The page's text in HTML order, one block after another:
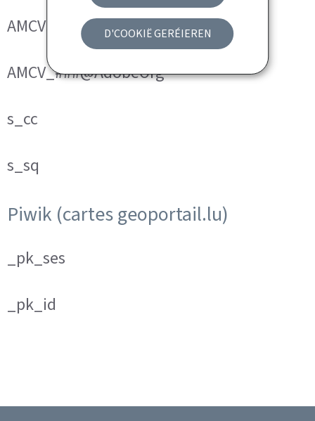
D'COOKIË GERÉIEREN
AMCVS_###@AdobeOrg
AMCV_###@AdobeOrg
s_cc
s_sq
Piwik (cartes geoportail.lu)
_pk_ses
_pk_id